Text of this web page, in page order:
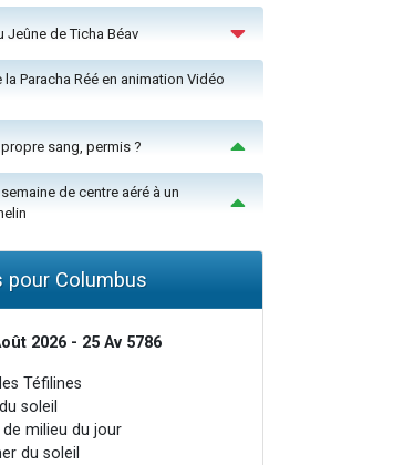
Jeûne de Ticha Béav
la Paracha Réé en animation Vidéo
sang, permis ?
de centre aéré à un
Columbus
2026 - 25 Av 5786
Téfilines
soleil
de milieu du jour
du soleil